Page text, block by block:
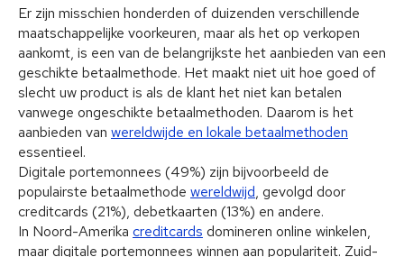
Er zijn misschien honderden of duizenden verschillende
maatschappelijke voorkeuren, maar als het op verkopen
aankomt, is een van de belangrijkste het aanbieden van een
geschikte betaalmethode. Het maakt niet uit hoe goed of
slecht uw product is als de klant het niet kan betalen
vanwege ongeschikte betaalmethoden. Daarom is het
aanbieden van wereldwijde en lokale betaalmethoden
essentieel.
Digitale portemonnees (49%) zijn bijvoorbeeld de
populairste betaalmethode wereldwijd, gevolgd door
creditcards (21%), debetkaarten (13%) en andere.
In Noord-Amerika creditcards domineren online winkelen,
maar digitale portemonnees winnen aan populariteit. Zuid-